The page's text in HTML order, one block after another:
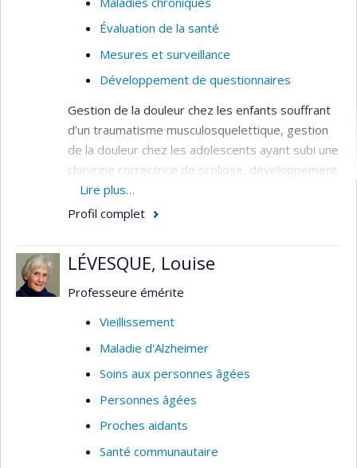
Évaluation de la santé
Mesures et surveillance
Développement de questionnaires
Gestion de la douleur chez les enfants souffrant
d’un traumatisme musculosquelettique, gestion
de la douleur chez les adolescents ayant subi une
chirurgie correctrice de scoliose, développement
et validation d’instruments de mesure de la
douleur : ce ne sont là que quelques sujets sur
utilisation des analgésiques pédiatriques et
meilleures pratiques infirmières en traitement de
chirurgie. Intérêts pour le développement et la
validation d'outils et d'instruments en recherche
clinique.
CHAMPS D'EXPERTISE : Gestion de la douleur à
l'urgence, Douleur aiguë, Gestion de la douleur
personnes âgées), Composantes de la douleur:
Lire plus…
Profil complet
LÉVESQUE, Louise
Professeure émérite
Vieillissement
Maladie d'Alzheimer
Soins aux personnes âgées
Personnes âgées
Proches aidants
Santé communautaire